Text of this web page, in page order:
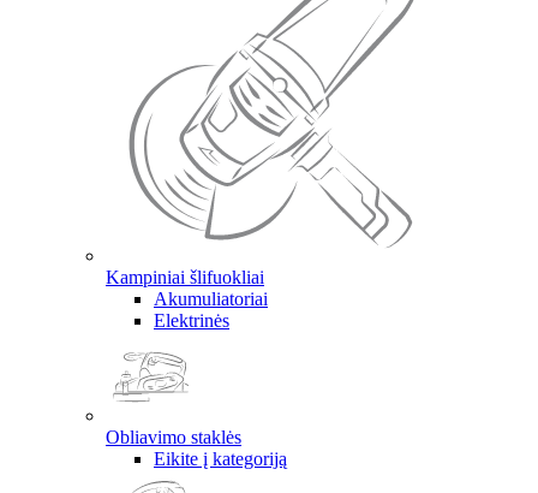
Kampiniai šlifuokliai
Akumuliatoriai
Elektrinės
Obliavimo staklės
Eikite į kategoriją